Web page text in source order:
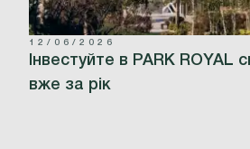
12/06/2026
Інвестуйте в PARK
вже за рік